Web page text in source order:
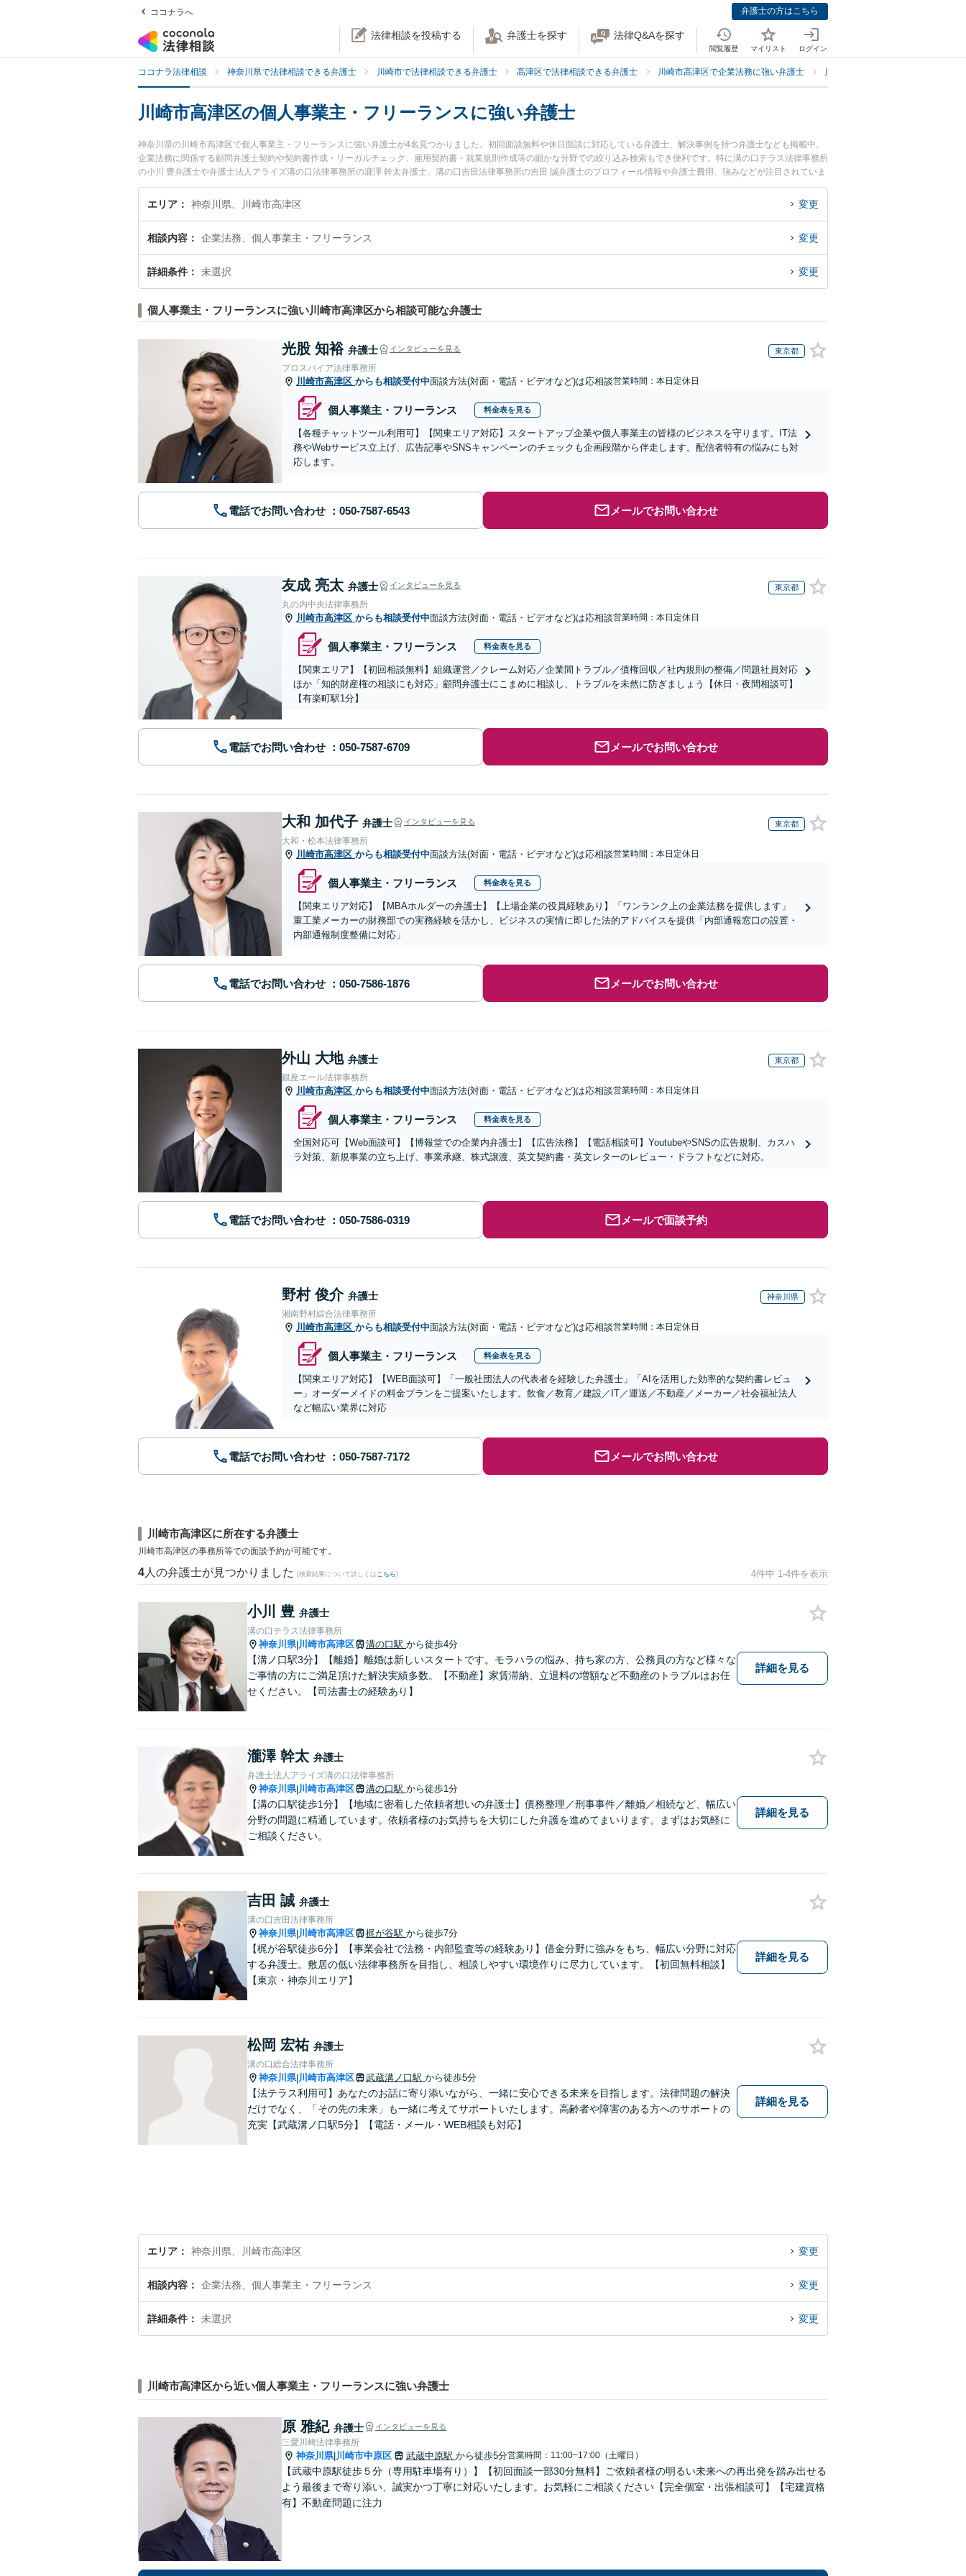
ココナラへ 弁護士の方はこちら
法律相談を投稿する 弁護士を探す 法律Q&Aを探す
閲覧履歴 マイリスト ログイン
ココナラ法律相談 神奈川県で法律相談できる弁護士 川崎市で法律相談できる弁護士 高津区で法律相談できる弁護士 川崎市高津区で企業法務に強い弁護士 川崎市高津区で個人事業主・フリ
川崎市高津区の個人事業主・フリーランスに強い弁護士
神奈川県の川崎市高津区で個人事業主・フリーランスに強い弁護士が4名見つかりました。初回面談無料や休日面談に対応している弁護士、解決事例を持つ弁護士なども掲載中。
企業法務に関係する顧問弁護士契約や契約書作成・リーガルチェック、雇用契約書・就業規則作成等の細かな分野での絞り込み検索もでき便利です。特に溝の口テラス法律事務所
の小川 豊弁護士や弁護士法人アライズ溝の口法律事務所の瀧澤 幹太弁護士、溝の口吉田法律事務所の吉田 誠弁護士のプロフィール情報や弁護士費用、強みなどが注目されていま
す。『川崎市高津区で土日や夜間に発生した個人事業主・フリーランスのトラブルを今すぐに弁護士に相談したい』『個人事業主・フリーランスのトラブル解決の実績豊富な近く
の弁護士を検索したい』『初回相談無料で個人事業主・フリーランスを法律相談できる川崎市高津区内の弁護士に相談予約したい』などでお困りの相談者さんにおすすめです。
エリア 神奈川県、川崎市高津区 変更
相談内容 企業法務、個人事業主・フリーランス 変更
詳細条件 未選択 変更
個人事業主・フリーランスに強い川崎市高津区から相談可能な弁護士
光股 知裕 弁護士 インタビューを見る 東京都
プロスパイア法律事務所
川崎市高津区 からも相談受付中面談方法(対面・電話・ビデオなど)は応相談営業時間：本日定休日
個人事業主・フリーランス 料金表を見る
【各種チャットツール利用可】【関東エリア対応】スタートアップ企業や個人事業主の皆様のビジネスを守ります。IT法
務やWebサービス立上げ、広告記事やSNSキャンペーンのチェックも企画段階から伴走します。配信者特有の悩みにも対
応します。
電話でお問い合わせ メールでお問い合わせ
友成 亮太 弁護士 インタビューを見る 東京都
丸の内中央法律事務所
川崎市高津区 からも相談受付中面談方法(対面・電話・ビデオなど)は応相談営業時間：本日定休日
個人事業主・フリーランス 料金表を見る
【関東エリア】【初回相談無料】組織運営／クレーム対応／企業間トラブル／債権回収／社内規則の整備／問題社員対応
ほか「知的財産権の相談にも対応」顧問弁護士にこまめに相談し、トラブルを未然に防ぎましょう【休日・夜間相談可】
【有楽町駅1分】
電話でお問い合わせ メールでお問い合わせ
大和 加代子 弁護士 インタビューを見る 東京都
大和・松本法律事務所
川崎市高津区 からも相談受付中面談方法(対面・電話・ビデオなど)は応相談営業時間：本日定休日
個人事業主・フリーランス 料金表を見る
【関東エリア対応】【MBAホルダーの弁護士】【上場企業の役員経験あり】「ワンランク上の企業法務を提供します」
重工業メーカーの財務部での実務経験を活かし、ビジネスの実情に即した法的アドバイスを提供「内部通報窓口の設置・
内部通報制度整備に対応」
電話でお問い合わせ メールでお問い合わせ
外山 大地 弁護士 東京都
銀座エール法律事務所
川崎市高津区 からも相談受付中面談方法(対面・電話・ビデオなど)は応相談営業時間：本日定休日
個人事業主・フリーランス 料金表を見る
全国対応可【Web面談可】【博報堂での企業内弁護士】【広告法務】【電話相談可】YoutubeやSNSの広告規制、カスハ
ラ対策、新規事業の立ち上げ、事業承継、株式譲渡、英文契約書・英文レターのレビュー・ドラフトなどに対応。
電話でお問い合わせ メールで面談予約
野村 俊介 弁護士 神奈川県
湘南野村綜合法律事務所
川崎市高津区 からも相談受付中面談方法(対面・電話・ビデオなど)は応相談営業時間：本日定休日
個人事業主・フリーランス 料金表を見る
【関東エリア対応】【WEB面談可】「一般社団法人の代表者を経験した弁護士」「AIを活用した効率的な契約書レビュ
ー」オーダーメイドの料金プランをご提案いたします。飲食／教育／建設／IT／運送／不動産／メーカー／社会福祉法人
など幅広い業界に対応
電話でお問い合わせ メールでお問い合わせ
川崎市高津区に所在する弁護士
川崎市高津区の事務所等での面談予約が可能です。
4 人の弁護士が見つかりました (検索結果について詳しくは こちら) 4件中 1-4件を表示
小川 豊 弁護士
溝の口テラス法律事務所
神奈川県|川崎市高津区 溝の口駅 から徒歩4分
【溝ノ口駅3分】【離婚】離婚は新しいスタートです。モラハラの悩み、持ち家の方、公務員の方など様々な
ご事情の方にご満足頂けた解決実績多数。【不動産】家賃滞納、立退料の増額など不動産のトラブルはお任
せください。【司法書士の経験あり】
詳細を見る
瀧澤 幹太 弁護士
弁護士法人アライズ溝の口法律事務所
神奈川県|川崎市高津区 溝の口駅 から徒歩1分
【溝の口駅徒歩1分】【地域に密着した依頼者想いの弁護士】債務整理／刑事事件／離婚／相続など、幅広い
分野の問題に精通しています。依頼者様のお気持ちを大切にした弁護を進めてまいります。まずはお気軽に
ご相談ください。
詳細を見る
吉田 誠 弁護士
溝の口吉田法律事務所
神奈川県|川崎市高津区 梶が谷駅 から徒歩7分
【梶が谷駅徒歩6分】【事業会社で法務・内部監査等の経験あり】借金分野に強みをもち、幅広い分野に対応
する弁護士。敷居の低い法律事務所を目指し、相談しやすい環境作りに尽力しています。【初回無料相談】
【東京・神奈川エリア】
詳細を見る
松岡 宏祐 弁護士
溝の口総合法律事務所
神奈川県|川崎市高津区 武蔵溝ノ口駅 から徒歩5分
【法テラス利用可】あなたのお話に寄り添いながら、一緒に安心できる未来を目指します。法律問題の解決
だけでなく、「その先の未来」も一緒に考えてサポートいたします。高齢者や障害のある方へのサポートの
充実【武蔵溝ノ口駅5分】【電話・メール・WEB相談も対応】
詳細を見る
エリア 神奈川県、川崎市高津区 変更
相談内容 企業法務、個人事業主・フリーランス 変更
詳細条件 未選択 変更
川崎市高津区から近い個人事業主・フリーランスに強い弁護士
原 雅紀 弁護士 インタビューを見る
三愛川崎法律事務所
神奈川県| 川崎市中原区 武蔵中原駅 から徒歩5分営業時間：11:00~17:00（土曜日）
【武蔵中原駅徒歩５分（専用駐車場有り）】【初回面談一部30分無料】ご依頼者様の明るい未来への再出発を踏み出せる
よう最後まで寄り添い、誠実かつ丁寧に対応いたします。お気軽にご相談ください【完全個室・出張相談可】【宅建資格
有】不動産問題に注力